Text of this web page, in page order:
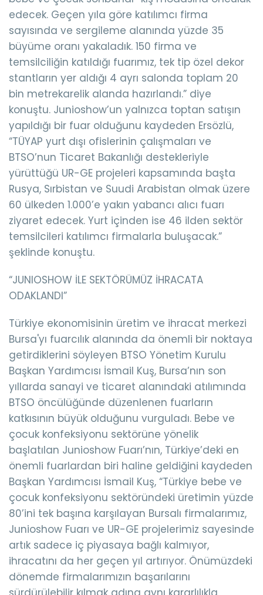
edecek. Geçen yıla göre katılımcı firma
sayısında ve sergileme alanında yüzde 35
büyüme oranı yakaladık. 150 firma ve
temsilciliğin katıldığı fuarımız, tek tip özel dekor
stantların yer aldığı 4 ayrı salonda toplam 20
bin metrekarelik alanda hazırlandı.” diye
konuştu. Junioshow’un yalnızca toptan satışın
yapıldığı bir fuar olduğunu kaydeden Ersözlü,
“TÜYAP yurt dışı ofislerinin çalışmaları ve
BTSO’nun Ticaret Bakanlığı destekleriyle
yürüttüğü UR-GE projeleri kapsamında başta
Rusya, Sırbistan ve Suudi Arabistan olmak üzere
60 ülkeden 1.000’e yakın yabancı alıcı fuarı
ziyaret edecek. Yurt içinden ise 46 ilden sektör
temsilcileri katılımcı firmalarla buluşacak.”
şeklinde konuştu.
“JUNIOSHOW İLE SEKTÖRÜMÜZ İHRACATA
ODAKLANDI”
Türkiye ekonomisinin üretim ve ihracat merkezi
Bursa'yı fuarcılık alanında da önemli bir noktaya
getirdiklerini söyleyen BTSO Yönetim Kurulu
Başkan Yardımcısı İsmail Kuş, Bursa’nın son
yıllarda sanayi ve ticaret alanındaki atılımında
BTSO öncülüğünde düzenlenen fuarların
katkısının büyük olduğunu vurguladı. Bebe ve
çocuk konfeksiyonu sektörüne yönelik
başlatılan Junioshow Fuarı’nın, Türkiye’deki en
önemli fuarlardan biri haline geldiğini kaydeden
Başkan Yardımcısı İsmail Kuş, “Türkiye bebe ve
çocuk konfeksiyonu sektöründeki üretimin yüzde
80’ini tek başına karşılayan Bursalı firmalarımız,
Junioshow Fuarı ve UR-GE projelerimiz sayesinde
artık sadece iç piyasaya bağlı kalmıyor,
ihracatını da her geçen yıl artırıyor. Önümüzdeki
dönemde firmalarımızın başarılarını